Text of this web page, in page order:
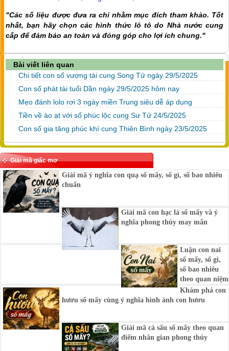
"Các số liệu được đưa ra chỉ nhằm mục đích tham khảo. Tốt
nhất, bạn hãy chọn các hình thức lô tô do Nhà nước cung
cấp để đảm bảo an toàn và đóng góp cho lợi ích chung."
Bài viết liên quan
Chi tiết con số vượng tài cung Song Tử ngày 29/5/2025
Con số phát tài tuổi Dần ngày 29/5/2025 hôm nay
Mẹo đánh lolo rơi 3 ngày miền Trung siêu dễ áp dụng
Tiền về ào ạt với số phúc lộc cung Sư Tử 24/5/2025
Con số gia tăng phúc khí cung Thiên Bình ngày 23/5/2025
Giải mã giấc mơ
Giải mã ý nghĩa con quạ số mấy, số gì, số bao nhiêu
chuẩn
Giải mã con hạc là số mấy và ý
nghĩa phong thủy may mắn
Luận con nai
số mấy, số gì,
số bao nhiêu
theo quan niệm
Khám phá con
hươu số mấy cùng ý nghĩa hình ảnh con hươu
Giải mã cá sấu số mấy theo quan
điểm nhân gian phong thủy